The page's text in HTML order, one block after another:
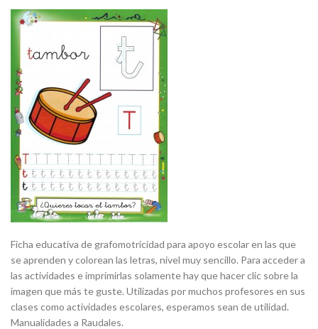
Ficha educativa de grafomotricidad para apoyo escolar en las que
se aprenden y colorean las letras, nivel muy sencillo. Para acceder a
las actividades e imprimirlas solamente hay que hacer clic sobre la
imagen que más te guste. Utilizadas por muchos profesores en sus
clases como actividades escolares, esperamos sean de utilidad.
Manualidades a Raudales.